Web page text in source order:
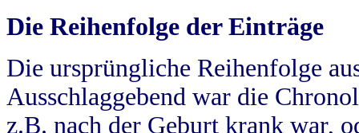
Die Reihenfolge der Einträge
Die ursprüngliche Reihenfolge
Ausschlaggebend war die
z.B. nach der Geburt krank war,